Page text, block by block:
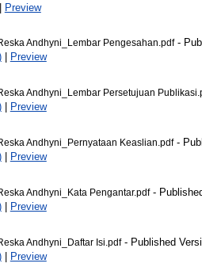
Preview
Andhyni_Lembar Pengesahan.pdf-
|
Preview
Andhyni_Lembar Persetujuan
|
Preview
Andhyni_Pernyataan Keaslian.pdf-
|
Preview
Andhyni_Kata Pengantar.pdf-
|
Preview
Andhyni_Daftar Isi.pdf- Published
| Preview